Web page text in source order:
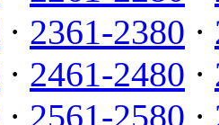
· 2361-2380 ·
· 2461-2480 ·
· 2561-2580 ·